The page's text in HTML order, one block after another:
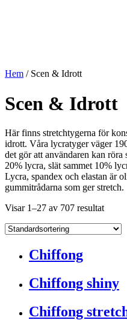
Hem / Scen & Idrott
Scen & Idrott
Här finns stretchtygerna för
idrott. Våra lycratyger väger
det gör att användaren kan
20% lycra, slät sammet 10%
Lycra, spandex och elastan är
gummitrådarna som ger stretch.
Visar 1–27 av 707 resultat
Chiffong
Chiffong shiny
Chiffong